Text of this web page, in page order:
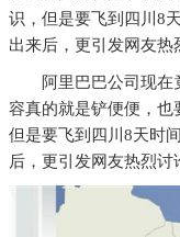
识，但是要飞到四川8
出来后，更引发网友热
阿里巴巴公司现
容真的就是铲便便，也
但是要飞到四川8天时
后，更引发网友热烈讨